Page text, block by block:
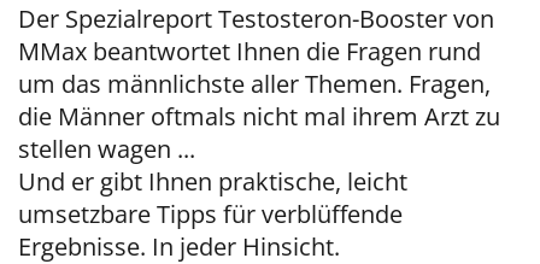
Der Spezialreport Testosteron-Booster von
MMax beantwortet Ihnen die Fragen rund
um das männlichste aller Themen. Fragen,
die Männer oftmals nicht mal ihrem Arzt zu
stellen wagen ...
Und er gibt Ihnen praktische, leicht
umsetzbare Tipps für verblüffende
Ergebnisse. In jeder Hinsicht.